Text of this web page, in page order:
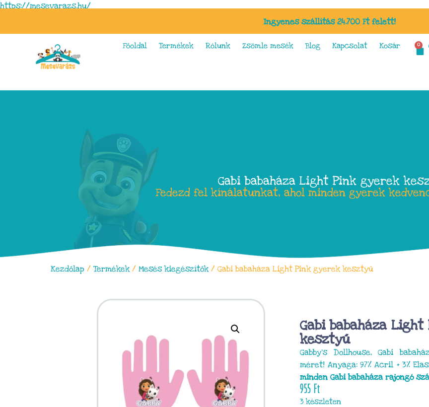
https://mesevarazs.hu/
Ingyenes szállítás 24.700 Ft felett!
Főoldal Termékek Rólunk Zsömle mesék Blog Kapcsolat Kosár 0
Gabi babaháza Light Pink gyerek
Fedezd fel kínálatunkat, ahol minden gyerek
Kezdőlap / Termékek / Mesés kiegészítők / Gabi babaháza Light Pink gyerek kesztyű
Gabi babaháza
kesztyű
Gabby’s Dollhouse, Gabi
méret! Anyaga: 97% Acril + 3%
minden Gabi babaháza rajongó
955Ft
3 készleten